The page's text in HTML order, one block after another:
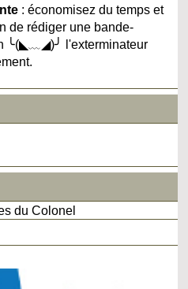
: économisez du temps et
de rédiger une bande-
╰(◣﹏◢)╯ l'exterminateur
du Colonel